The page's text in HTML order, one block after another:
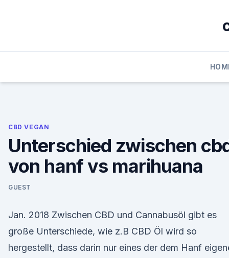
CBD VEGAN
Unterschied zwischen
von hanf vs marihuana
GUEST
Jan. 2018 Zwischen CBD und Cannabusöl gibt es
große Unterschiede, wie z.B CBD Öl wird so
hergestellt, dass darin nur eines der dem Hanf